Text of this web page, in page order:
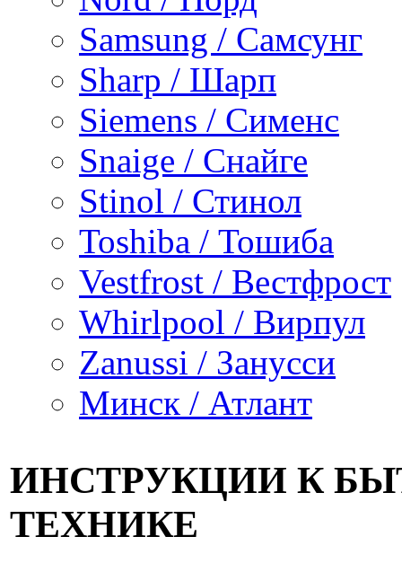
Samsung / Самсунг
Sharp / Шарп
Siemens / Сименс
Snaige / Снайге
Stinol / Стинол
Toshiba / Тошиба
Vestfrost / Вестфрост
Whirlpool / Вирпул
Zanussi / Занусси
Минск / Атлант
ИНСТРУКЦИИ К
ТЕХНИКЕ